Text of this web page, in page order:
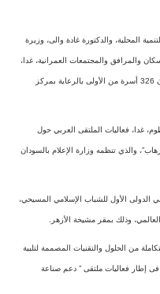
المحلية، والدكتورة غادة والى، وزيرة
والمرافق والمجتمعات العمرانية، غدا،
احتفالية وضع حجر الأساس لمشروع تحسين بيئة السكان 326 أسرة من الأولى بالرعاية بمركز
غدا، فعاليات الملتقى العربي حول
والذي تنظمه وزارة الإعلام بالسودان
الدولى الأول للشباب الإسلامي المسيحي،
وذلك بمقر مشيخة الأزهر.
من الحلول والتقنيات المصممة لتلبية
إطار فعاليات ملتقى ” دعم صناعة